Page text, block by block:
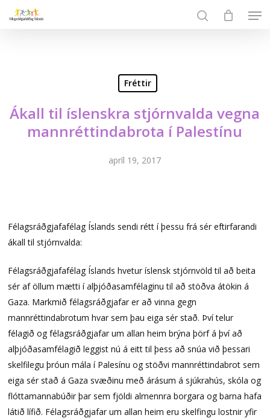
Fréttir
Ákall til íslenskra stjórnvalda vegna
mannréttindabrota í Palestínu
apríl 19, 2017
Félagsráðgjafafélag Íslands sendi rétt í þessu frá sér eftirfarandi
ákall til stjórnvalda:
Félagsráðgjafafélag Íslands hvetur íslensk stjórnvöld til að beita
sér af öllum mætti í alþjóðasamfélaginu til að stöðva átökin á
Gaza. Markmið félagsráðgjafar er að vinna gegn
mannréttindabrotum hvar sem þau eiga sér stað. Því telur
félagið og félagsráðgjafar um allan heim brýna þörf á því að
alþjóðasamfélagið leggist nú á eitt til þess að snúa við þessari
skelfilegu þróun mála í Palesínu og stöðvi mannréttindabrot sem
eiga sér stað á Gaza svæðinu með árásum á sjúkrahús, skóla og
flóttamannabúðir þar sem fjöldi almennra borgara og barna hafa
látið lífið. Félagsráðgjafar um allan heim eru skelfingu lostnir yfir